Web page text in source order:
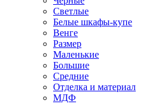
Светлые
Белые шкафы-купе
Венге
Размер
Маленькие
Большие
Средние
Отделка и материал
МДФ